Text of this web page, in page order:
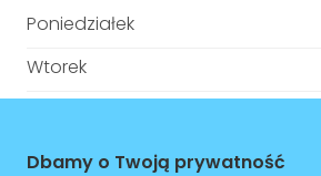
Poniedziałek
Wtorek
Czwartek
Dbamy o Twoją prywatność